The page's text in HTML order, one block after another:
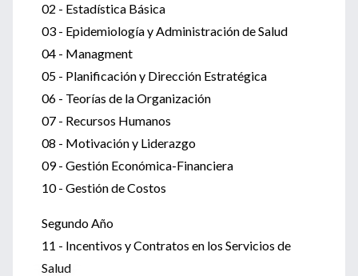
02 - Estadística Básica
03 - Epidemiología y Administración de Salud
04 - Managment
05 - Planificación y Dirección Estratégica
06 - Teorías de la Organización
07 - Recursos Humanos
08 - Motivación y Liderazgo
09 - Gestión Económica-Financiera
10 - Gestión de Costos
Segundo Año
11 - Incentivos y Contratos en los Servicios de
Salud